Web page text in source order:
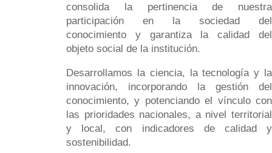
consolida la pertinencia de nuestra
participación en la sociedad del
conocimiento y garantiza la calidad del
objeto social de la institución.
Desarrollamos la ciencia, la tecnología y la
innovación, incorporando la gestión del
conocimiento, y potenciando el vínculo con
las prioridades nacionales, a nivel territorial
y local, con indicadores de calidad y
sostenibilidad.